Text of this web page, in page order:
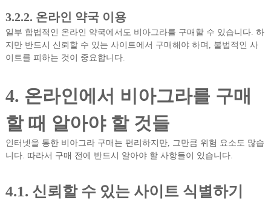
3.2.2. 온라인 약국 이용
일부 합법적인 온라인 약국에서도 비아그라를 구매할 수 있습니다. 하
지만 반드시 신뢰할 수 있는 사이트에서 구매해야 하며, 불법적인 사
이트를 피하는 것이 중요합니다.
4. 온라인에서 비아그라를 구매
할 때 알아야 할 것들
인터넷을 통한 비아그라 구매는 편리하지만, 그만큼 위험 요소도 많습
니다. 따라서 구매 전에 반드시 알아야 할 사항들이 있습니다.
4.1. 신뢰할 수 있는 사이트 식별하기